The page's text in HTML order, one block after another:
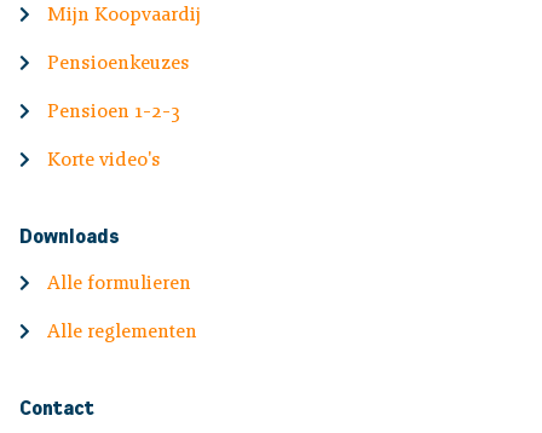
Mijn Koopvaardij
Pensioenkeuzes
Pensioen 1-2-3
Korte video's
Downloads
Alle formulieren
Alle reglementen
Contact